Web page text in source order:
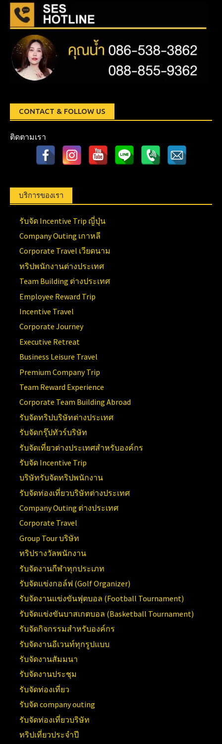
CONTACT & FOLLOW US
ติดตามเรา
บริการของเรา
รับจัด Incentive Trip ญี่ปุ่น
Company Outing เกาหลี
Corporate Travel เวียดนาม
ทริปพนักงานต่างประเทศ
Team Building ต่างประเทศ
Employee Reward Trip
Incentive Travel
Corporate Journey
Executive Retreat
Business Leisure Travel
Premium Company Trip
Team Reward Experience
Corporate Team Building Abroad
รับจัดทริปบริษัทต่างประเทศ
รับจัดกรุ๊ปทัวร์บริษัท
รับจัดเที่ยวต่างประเทศสำหรับองค์กร
รับจัด Incentive Trip
บริษัทรับจัดทริปพนักงาน
รับจัดท่องเที่ยวบริษัทต่างประเทศ
Company Outing ต่างประเทศ
Corporate Travel
Group Tour บริษัท
ทริปรางวัลพนักงาน
รับจัดงานกีฬาทุกประเภท
รับจัดแข่งกอล์ฟ (Golf Organizer)
รับจัดงานแข่งขันฟุตบอล (Football Tournament)
รับจัดแข่งขันบาสเกตบอล (Basketball Tournament)
รับจัดกิจกรรมสำหรับองค์กร
รับจัดงานอีเวนท์ทุกรูปแบบ
รับจัดงานสัมมนา
รับจัดงานประชุม
รับจัดท่องเที่ยว
รับจัด company outing
รับจัดท่องเที่ยวบริษัท
ทริปเที่ยวประจำปี